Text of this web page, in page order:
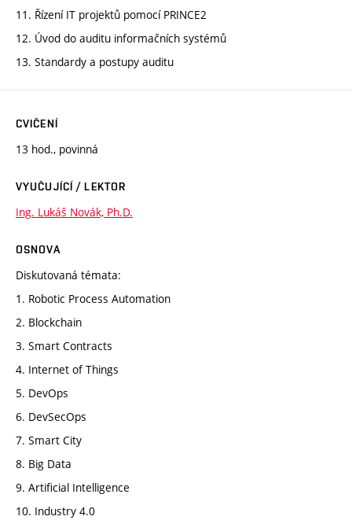
11. Řízení IT projektů pomocí PRINCE2
12. Úvod do auditu informačních systémů
13. Standardy a postupy auditu
CVIČENÍ
13 hod., povinná
VYUČUJÍCÍ / LEKTOR
Ing. Lukáš Novák, Ph.D.
OSNOVA
Diskutovaná témata:
1. Robotic Process Automation
2. Blockchain
3. Smart Contracts
4. Internet of Things
5. DevOps
6. DevSecOps
7. Smart City
8. Big Data
9. Artificial Intelligence
10. Industry 4.0